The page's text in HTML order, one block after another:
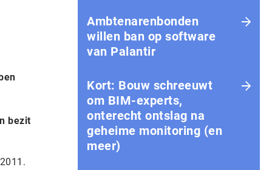
bezit
Ambtenarenbonden
willen ban op software
van Palantir
Kort: Bouw schreeuwt
om BIM-experts,
onterecht ontslag na
geheime monitoring (en
meer)